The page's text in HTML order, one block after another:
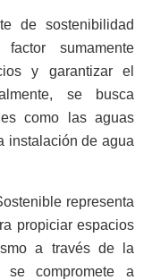
de sostenibilidad
sumamente
y garantizar el
se busca
como las aguas
instalación de agua
representa
propiciar espacios
a través de la
se compromete a